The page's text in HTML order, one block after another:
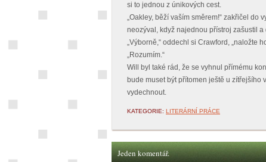
si to jednou z únikových cest.
„Oakley, běží vaším směrem!“ zakřičel do
neozýval, když najednou přístroj zašustil a
„Výborně,“ oddechl si Crawford, „naložte
„Rozumím.“
Will byl také rád, že se vyhnul přímému
bude muset být přítomen ještě u
vydechnout.
KATEGORIE: LITERÁRNÍ PRÁCE
Jeden komentář.